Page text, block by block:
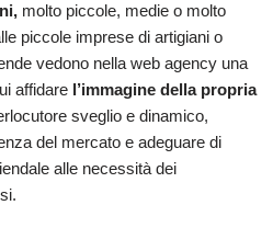
molto piccole, medie o molto
piccole imprese di artigiani o
vedono nella web agency una
affidare l’immagine della propria
sveglio e dinamico,
del mercato e adeguare di
alle necessità dei